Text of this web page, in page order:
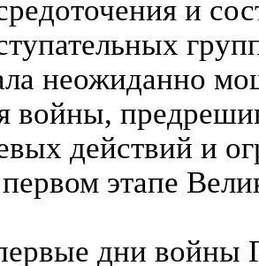
и
неожиданно
войны,
действий и
этапе
дни войны